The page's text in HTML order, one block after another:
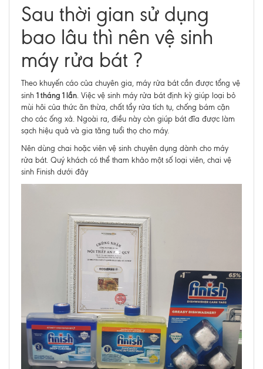
Sau thời gian sử dụng
bao lâu thì nên vệ sinh
máy rửa bát ?
Theo khuyến cáo của chuyên gia, máy rửa bát cần được tổng vệ
sinh 1 tháng 1 lần. Việc vệ sinh máy rửa bát định kỳ giúp loại bỏ
mùi hôi của thức ăn thừa, chất tẩy rửa tích tụ, chống bám cặn
cho các ống xả. Ngoài ra, điều này còn giúp bát đĩa được làm
sạch hiệu quả và gia tăng tuổi thọ cho máy.
Nên dùng chai hoặc viên vệ sinh chuyên dụng dành cho máy
rửa bát. Quý khách có thể tham khảo một số loại viên, chai vệ
sinh Finish dưới đây